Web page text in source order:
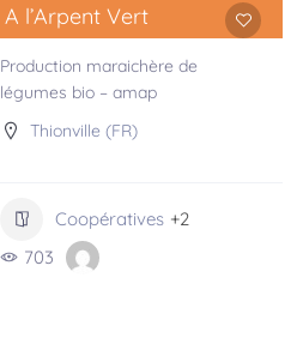
A l’Arpent Vert
Production maraichère de
légumes bio – amap
Thionville (FR)
Coopératives +2
703